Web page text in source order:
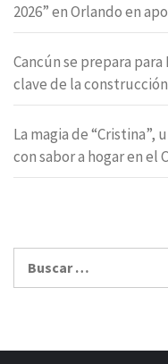
2026” en Orlando en
Cancún se prepara
clave de la
La magia de “Cristina”,
con sabor a hogar en el